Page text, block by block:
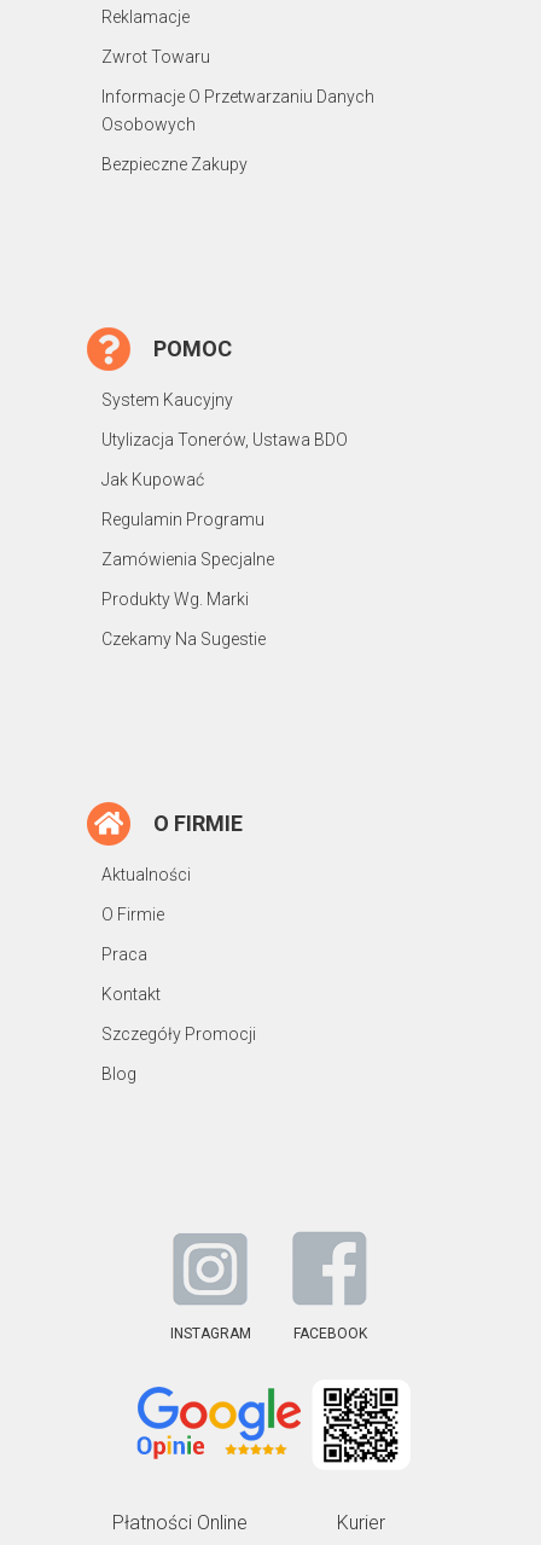
Reklamacje
Zwrot Towaru
Informacje O Przetwarzaniu Danych
Osobowych
Bezpieczne Zakupy
POMOC
System Kaucyjny
Utylizacja Tonerów, Ustawa BDO
Jak Kupować
Regulamin Programu
Zamówienia Specjalne
Produkty Wg. Marki
Czekamy Na Sugestie
O FIRMIE
Aktualności
O Firmie
Praca
Kontakt
Szczegóły Promocji
Blog
INSTAGRAM FACEBOOK
Płatności Online Kurier